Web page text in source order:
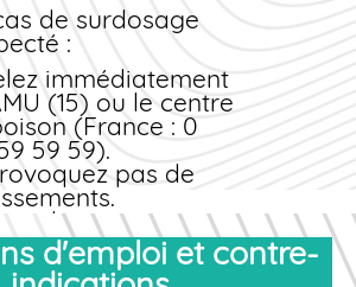
de surdosage
:
immédiatement
(15) ou le centre
(France : 0
59 59).
pas de
la personne en
latérale de